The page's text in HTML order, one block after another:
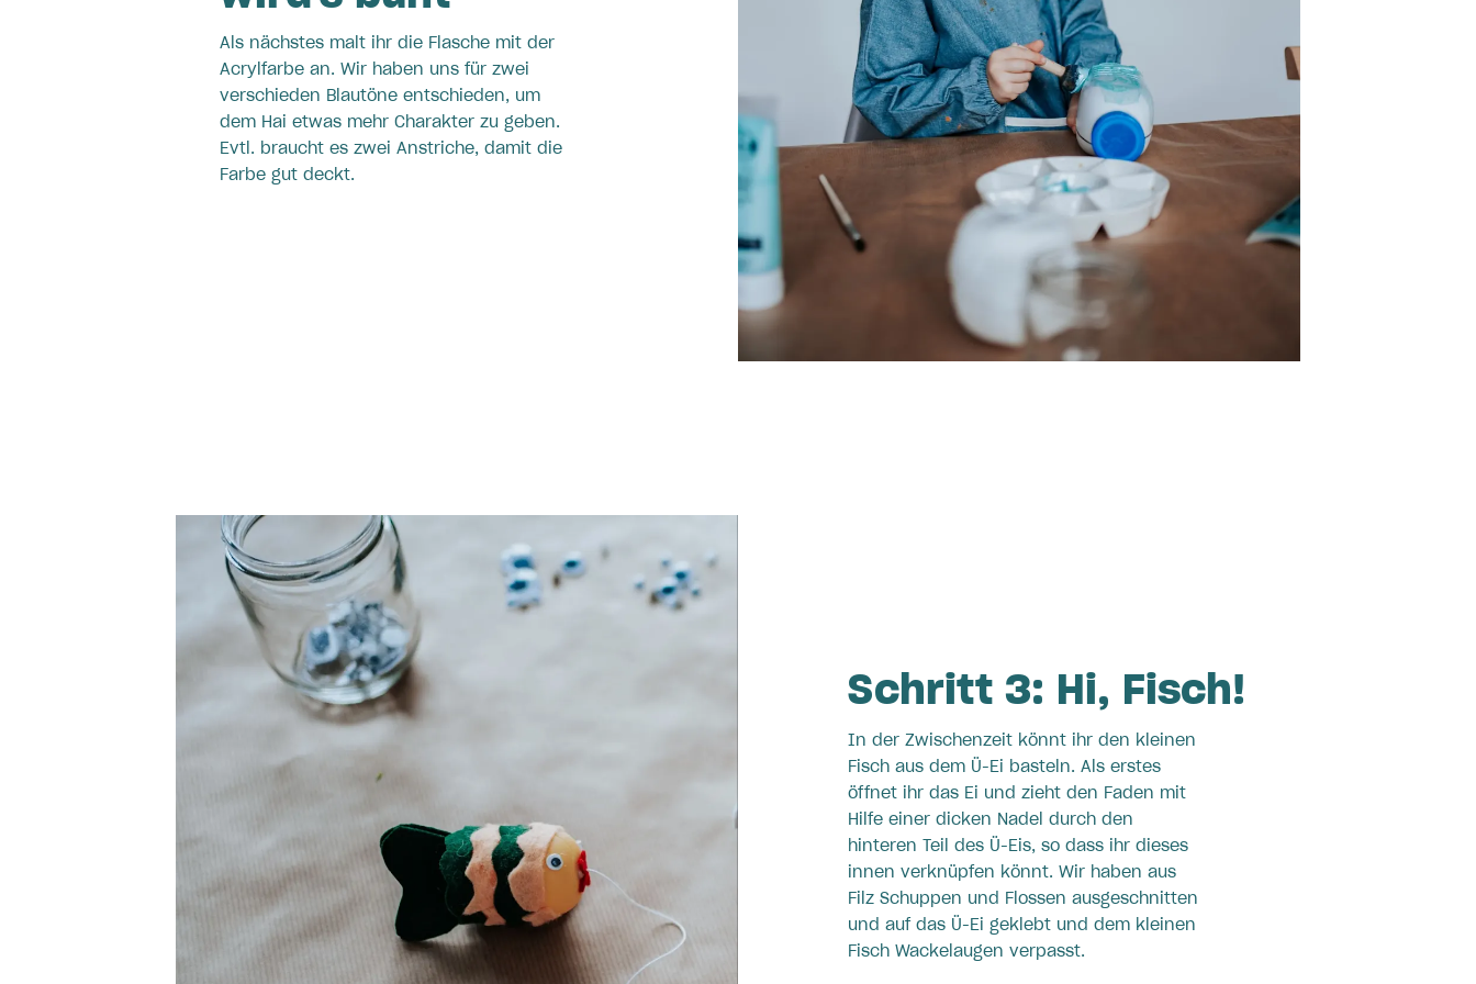
Als nächstes malt ihr die Flasche mit der
Acrylfarbe an. Wir haben uns für zwei
verschieden Blautöne entschieden, um
dem Hai etwas mehr Charakter zu geben.
Evtl. braucht es zwei Anstriche, damit die
Farbe gut deckt.
Schritt 3: Hi, Fisch!
In der Zwischenzeit könnt ihr den kleinen
Fisch aus dem Ü-Ei basteln. Als erstes
öffnet ihr das Ei und zieht den Faden mit
Hilfe einer dicken Nadel durch den
hinteren Teil des Ü-Eis, so dass ihr dieses
innen verknüpfen könnt. Wir haben aus
Filz Schuppen und Flossen ausgeschnitten
und auf das Ü-Ei geklebt und dem kleinen
Fisch Wackelaugen verpasst.